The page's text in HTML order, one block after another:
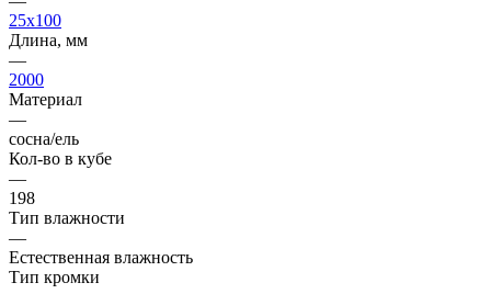
25x100
Длина, мм
—
2000
Материал
—
сосна/ель
Кол-во в кубе
—
198
Тип влажности
—
Естественная влажность
Тип кромки